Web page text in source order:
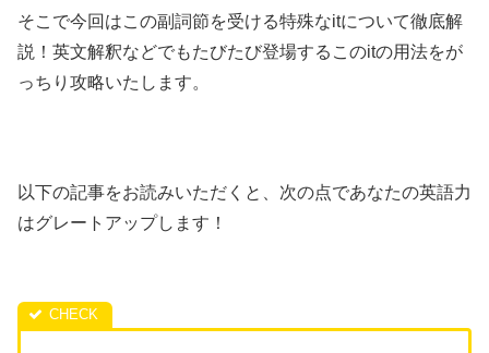
そこで今回はこの副詞節を受ける特殊なitについて徹底解
説！英文解釈などでもたびたび登場するこのitの用法をが
っちり攻略いたします。
以下の記事をお読みいただくと、次の点であなたの英語力
はグレートアップします！